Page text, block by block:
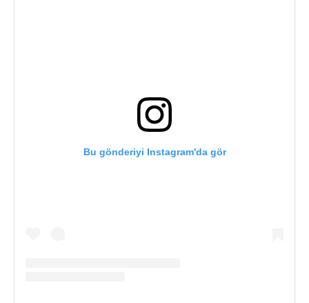
Bu gönderiyi Instagram'da gör